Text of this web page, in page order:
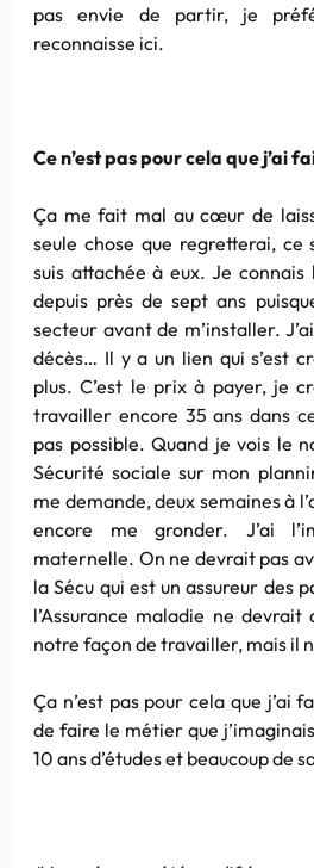
pas envie de partir, je
reconnaisse ici.
Ce n’est pas pour cela que j’ai
Ça me fait mal au cœur de
seule chose que regretterai, ce
suis attachée à eux. Je
depuis près de sept ans
secteur avant de m’installer.
décès… Il y a un lien qui s’est
plus. C’est le prix à payer, je
travailler encore 35 ans dans
pas possible. Quand je vois le
Sécurité sociale sur mon
me demande, deux semaines à
encore me gronder. J’ai
maternelle. On ne devrait pas
la Sécu qui est un assureur des
l’Assurance maladie ne
notre façon de travailler, mais il
Ça n’est pas pour cela que j’ai
de faire le métier que
10 ans d’études et beaucoup de